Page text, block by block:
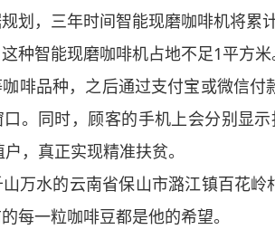
划，三年时间智能现磨咖啡机将累
智能现磨咖啡机占地不足1平方米
啡品种，之后通过支付宝或微信
。同时，顾客的手机上会分别显
，真正实现精准扶贫。
水的云南省保山市潞江镇百花岭
每一粒咖啡豆都是他的希望。